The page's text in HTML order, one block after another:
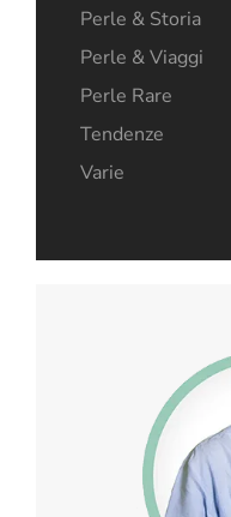
Perle & Storia
Perle & Viaggi
Perle Rare
Tendenze
Varie